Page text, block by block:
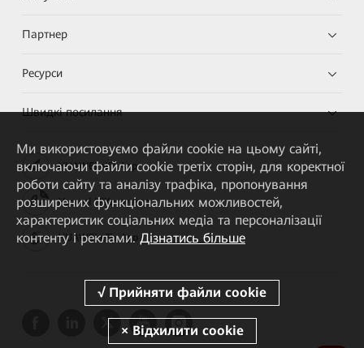
Партнер
Ресурси
Швидкі посилання
HUAWEI eKit App
Huawei HiKnow App
HUAWEI eFly App
Ми використовуємо файли cookie на цьому сайті,
включаючи файли cookie третіх сторін, для коректної
роботи сайту та аналізу трафіка, пропонування
розширених функціональних можливостей,
характеристик соціальних медіа та персоналізації
контенту і реклами. Дізнатись більше